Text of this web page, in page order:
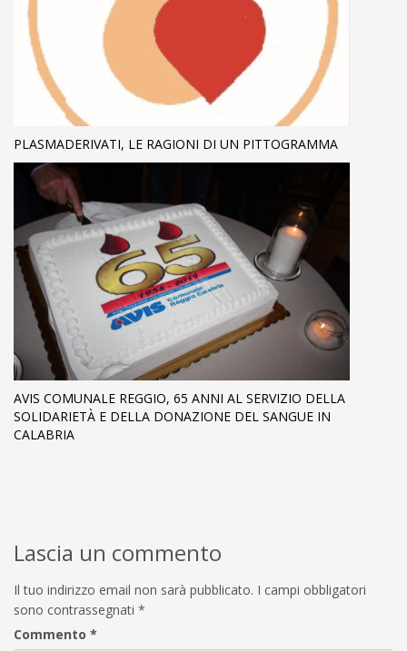
PLASMADERIVATI, LE RAGIONI DI UN PITTOGRAMMA
AVIS COMUNALE REGGIO, 65 ANNI AL SERVIZIO DELLA
SOLIDARIETÀ E DELLA DONAZIONE DEL SANGUE IN
CALABRIA
Lascia un commento
Il tuo indirizzo email non sarà pubblicato. I campi obbligatori
sono contrassegnati *
Commento *